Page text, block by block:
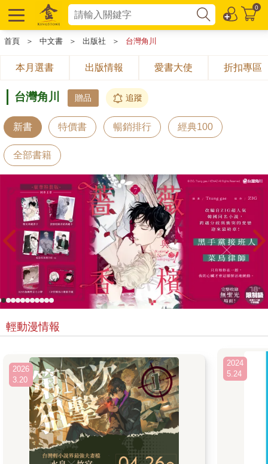
0
首頁 ＞ 中文書 ＞ 出版社 ＞ 台灣角川
本月選書 出版情報 愛書大使 折扣專區
台灣角川 贈品 追蹤
新書 特價書 暢銷排行 經典100
全部書籍
輕動漫情報
2026
3.20
2024
5.24